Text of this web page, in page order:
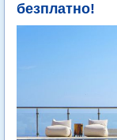
безплатно!